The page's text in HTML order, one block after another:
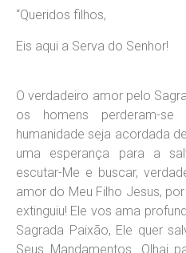
“Queridos filhos,
Eis aqui a Serva do Senhor!
O verdadeiro amor pelo
os homens perderam-
humanidade seja acordada
uma esperança para a
escutar-Me e buscar,
amor do Meu Filho Jesus,
extinguiu! Ele vos ama
Sagrada Paixão, Ele quer
Seus Mandamentos. Olhai